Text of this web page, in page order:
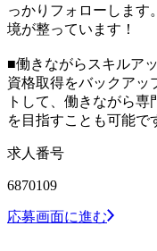
っかりフォローします
境が整っています！
■働きながらスキルア
資格取得をバックアッ
トして、働きながら
を目指すことも可能で
求人番号
6870109
応募画面に進む